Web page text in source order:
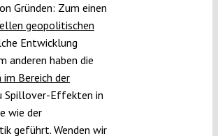
Gründen: Zum einen
geopolitischen
Entwicklung
anderen haben die
im Bereich der
Spillover-Effekten in
wie der
geführt. Wenden wir